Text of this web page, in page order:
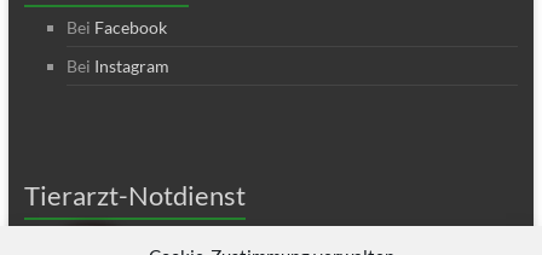
Bei Facebook
Bei Instagram
Tierarzt-Notdienst